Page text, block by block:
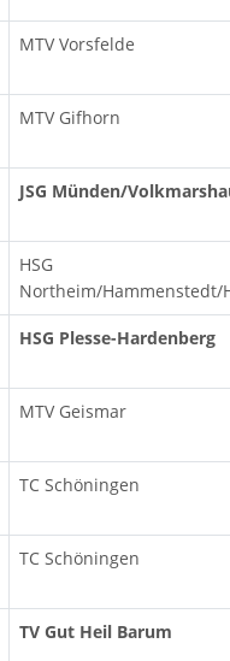
MTV Vorsfelde
MTV Gifhorn
JSG Münden/
HSG
Northeim/Hammenstedt/
HSG Plesse-Hardenberg
MTV Geismar
TC Schöningen
TC Schöningen
TV Gut Heil Barum